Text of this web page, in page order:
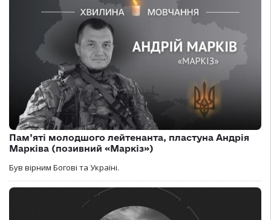
Пам’яті молодшого лейтенанта, пластуна Андрія
Марківа (позивний «Маркіз»)
Був вірним Богові та Україні.